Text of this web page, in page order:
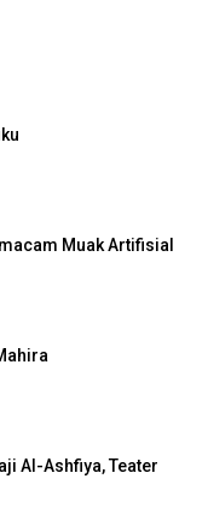
Muak Artifisial
Al-Ashfiya, Teater